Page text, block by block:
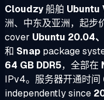
Cloudzy船舶 Ubuntu
洲、中东及亚洲，起步
cover Ubuntu 20.04
和 Snap package
64 GB DDR5，全部在
IPv4。服务器开通时间
independently since